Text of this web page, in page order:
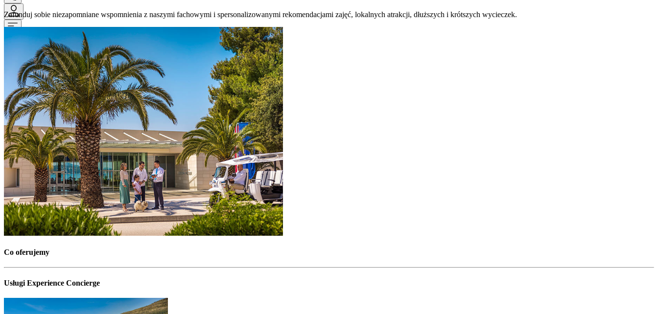
Zafunduj sobie niezapomniane wspomnienia z naszymi fachowymi i spersonalizowanymi rekomendacjami zajęć, lokalnych atrakcji, dłuższych i krótszych wycieczek.
Co oferujemy
Usługi Experience Concierge